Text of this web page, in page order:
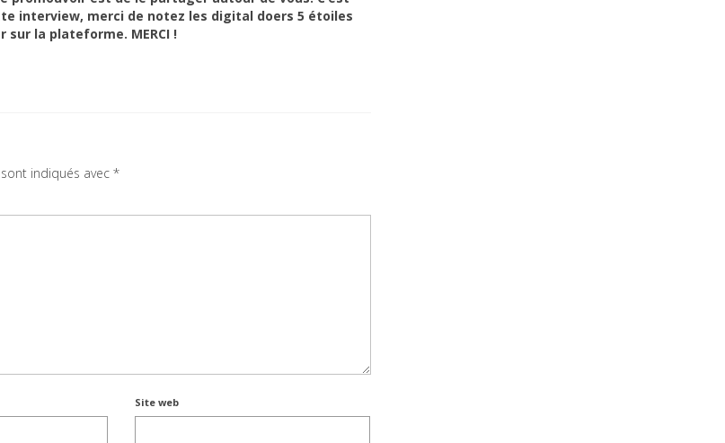
interview, merci de notez les digital doers 5 étoiles
sur la plateforme. MERCI !
indiqués avec *
Site web